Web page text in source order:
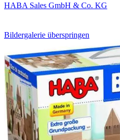
HABA Sales GmbH & Co. KG
Bildergalerie überspringen